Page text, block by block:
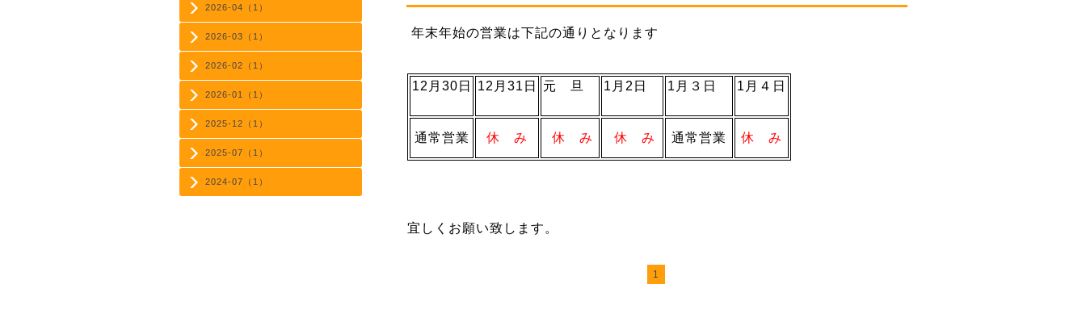
2026-04（1）
2026-03（1）
2026-02（1）
2026-01（1）
2025-12（1）
2025-07（1）
2024-07（1）
年末年始の営業は下記の通りとなります
12月30日 12月31日 元 旦 1月2日 1月３日 1月４日
通常営業 休 み 休 み 休 み 通常営業 休 み
宜しくお願い致します。
1